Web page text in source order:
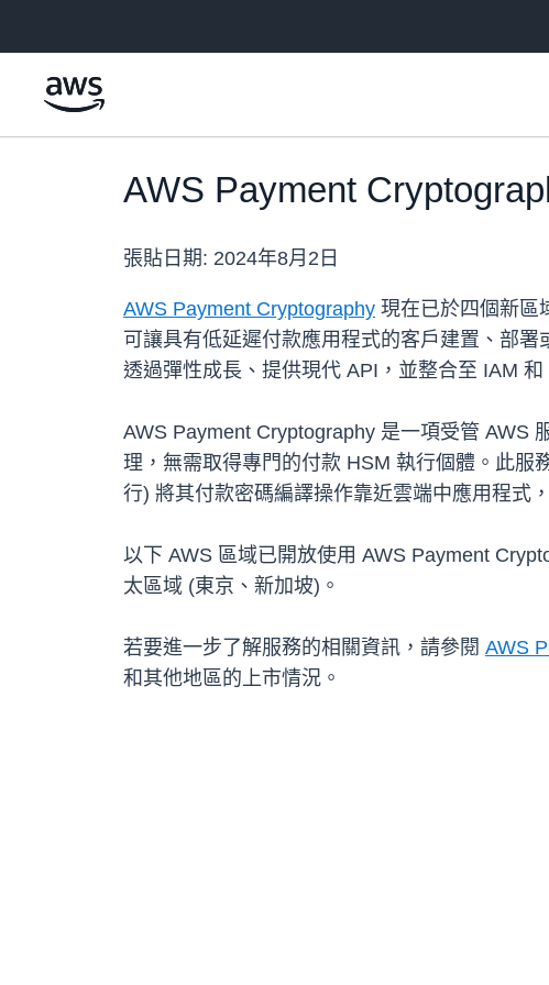
AWS Payment
張貼日期: 2024年8月2日
AWS Payment Cryptography 現在已於四個新區
可讓具有低延遲付款應用程式的客戶建置、部
透過彈性成長、提供現代 API，並整合至 IAM
AWS Payment Cryptography 是一項受管 AWS
理，無需取得專門的付款 HSM 執行個體。此服
行) 將其付款密碼編譯操作靠近雲端中應用程式
以下 AWS 區域已開放使用 AWS Payment
太區域 (東京、新加坡)。
若要進一步了解服務的相關資訊，請參閱 AWS
和其他地區的上市情況。